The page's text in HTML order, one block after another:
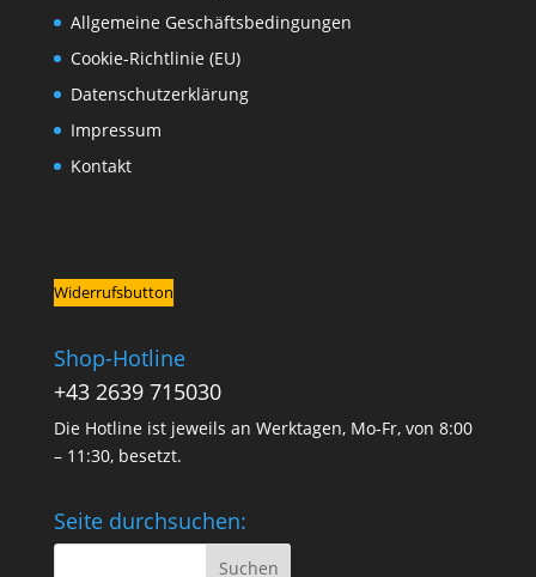
Allgemeine Geschäftsbedingungen
Cookie-Richtlinie (EU)
Datenschutzerklärung
Impressum
Kontakt
Widerrufsbutton
Shop-Hotline
+43 2639 715030
Die Hotline ist jeweils an Werktagen, Mo-Fr, von 8:00
– 11:30, besetzt.
Seite durchsuchen: